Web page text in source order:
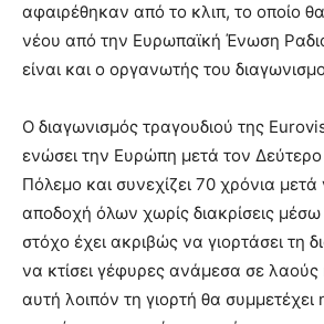
αφαιρέθηκαν από το κλιπ, το οποίο
νέου από την Ευρωπαϊκή Ένωση
είναι και ο οργανωτής του
Ο διαγωνισμός τραγουδιού της
ενώσει την Ευρώπη μετά τον
Πόλεμο και συνεχίζει 70 χρόνια
αποδοχή όλων χωρίς διακρίσεις μέσω
στόχο έχει ακριβώς να γιορτάσει τη
να κτίσει γέφυρες ανάμεσα σε λαούς
αυτή λοιπόν τη γιορτή θα συμμετέχει